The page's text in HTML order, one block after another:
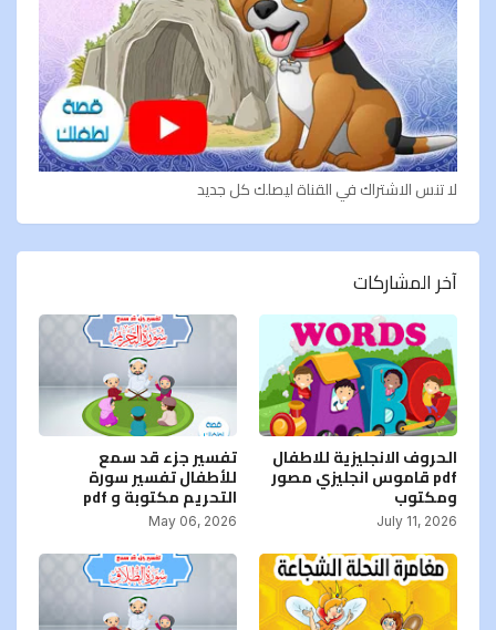
لا تنس الاشتراك في القناة ليصلك كل جديد
آخر المشاركات
الحروف الانجليزية للاطفال
pdf قاموس انجليزي مصور
ومكتوب
July 11, 2026
تفسير جزء قد سمع
للأطفال تفسير سورة
التحريم مكتوبة و pdf
May 06, 2026